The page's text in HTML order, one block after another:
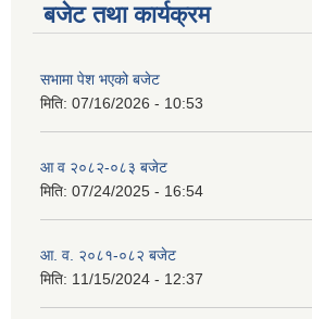
बजेट तथा कार्यक्रम
सभामा पेश भएको बजेट
मिति: 07/16/2026 - 10:53
आ व २०८२-०८३ बजेट
मिति: 07/24/2025 - 16:54
आ. व. २०८१-०८२ बजेट
मिति: 11/15/2024 - 12:37